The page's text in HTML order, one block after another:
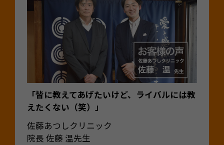
「皆に教えてあげたいけど、ライバルには教
えたくない（笑）」
佐藤あつしクリニック
院長 佐藤 温先生